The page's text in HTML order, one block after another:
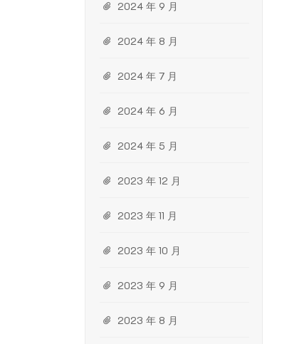
2024 年 9 月
2024 年 8 月
2024 年 7 月
2024 年 6 月
2024 年 5 月
2023 年 12 月
2023 年 11 月
2023 年 10 月
2023 年 9 月
2023 年 8 月